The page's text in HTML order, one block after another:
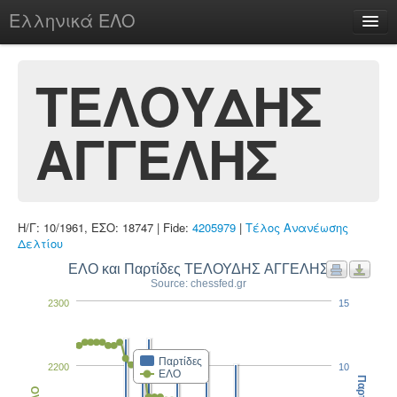
Ελληνικά ΕΛΟ
chesstu.be @ discord
Login
ΤΕΛΟΥΔΗΣ
ΑΓΓΕΛΗΣ
Η/Γ: 10/1961, ΕΣΟ: 18747 | Fide: 4205979 | Τέλος Ανανέωσης
Δελτίου
ΕΛΟ και Παρτίδες ΤΕΛΟΥΔΗΣ ΑΓΓΕΛΗΣ
Source: chessfed.gr
Παρτίδες
ΕΛΟ
2200
2300
10
15